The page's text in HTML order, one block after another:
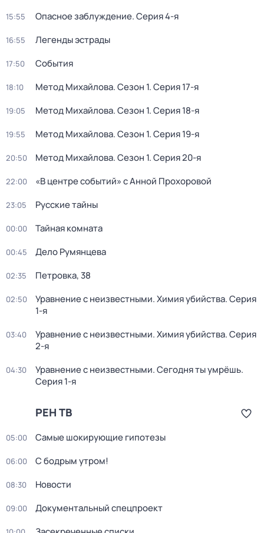
15:55 Опасное заблуждение. Серия 4-я
16:55 Легенды эстрады
17:50 События
18:10 Метод Михайлова. Сезон 1. Серия 17-я
19:05 Метод Михайлова. Сезон 1. Серия 18-я
19:55 Метод Михайлова. Сезон 1. Серия 19-я
20:50 Метод Михайлова. Сезон 1. Серия 20-я
22:00 «В центре событий» с Анной Прохоровой
23:05 Русские тайны
00:00 Тайная комната
00:45 Дело Румянцева
02:35 Петровка, 38
02:50 Уравнение с неизвестными. Химия убийства. Серия
1-я
03:40 Уравнение с неизвестными. Химия убийства. Серия
2-я
04:30 Уравнение с неизвестными. Сегодня ты умрёшь.
Серия 1-я
РЕН ТВ
05:00 Самые шoкиpующие гипотезы
06:00 С бодрым утром!
08:30 Новости
09:00 Документальный спецпроект